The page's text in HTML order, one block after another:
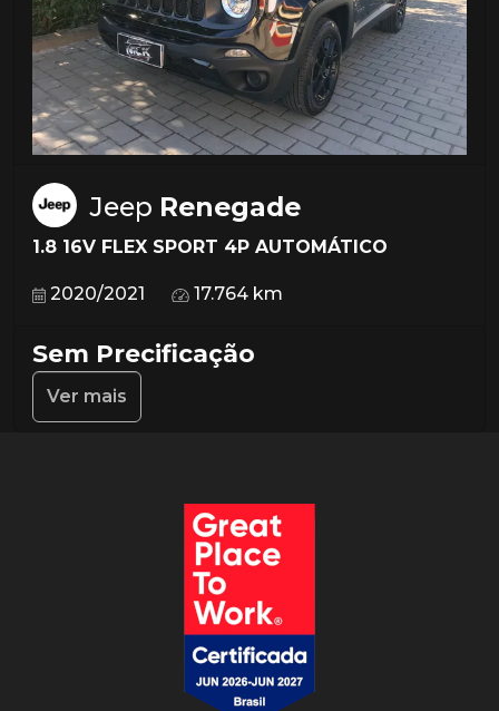
Jeep Renegade
1.8 16V FLEX SPORT 4P AUTOMÁTICO
2020/2021 17.764 km
Sem Precificação
Ver mais